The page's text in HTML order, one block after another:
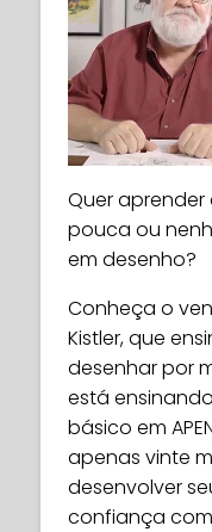
Quer aprender
pouca ou
em desenho?
Conheça o
Kistler, que
desenhar por
está
básico em
apenas vinte
desenvolver
confiança